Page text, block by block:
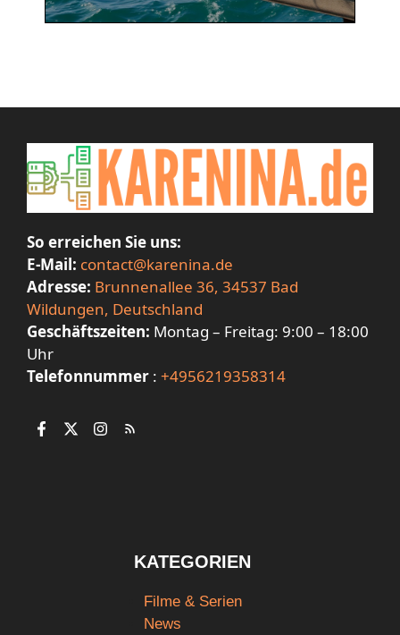
So erreichen Sie uns:
E-Mail: contact@karenina.de
Adresse: Brunnenallee 36, 34537 Bad
Wildungen, Deutschland
Geschäftszeiten: Montag – Freitag: 9:00 – 18:00
Uhr
Telefonnummer : +4956219358314
KATEGORIEN
Filme & Serien
News